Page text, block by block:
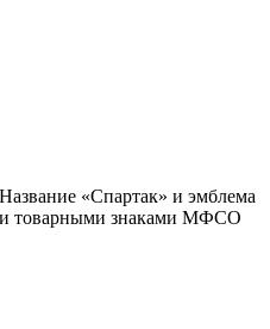
«Спартак» и эмблема
товарными знаками МФСО